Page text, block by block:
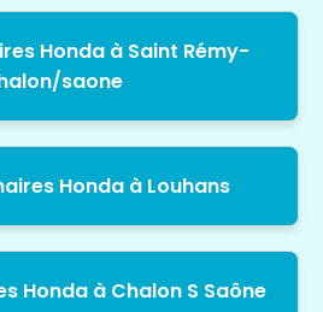
Honda à Saint Rémy-
saone
Honda à Louhans
Honda à Chalon S Saône